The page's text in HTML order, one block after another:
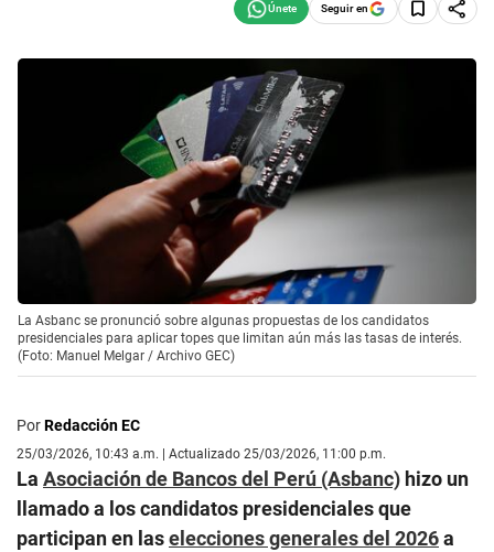
Seguir en
La Asbanc se pronunció sobre algunas propuestas de los candidatos
presidenciales para aplicar topes que limitan aún más las tasas de interés.
(Foto: Manuel Melgar / Archivo GEC)
PorRedacción EC
25/03/2026, 10:43 a.m. | Actualizado 25/03/2026, 11:00 p.m.
La Asociación de Bancos del Perú (Asbanc) hizo un
llamado a los candidatos presidenciales que
participan en laselecciones generales del 2026a